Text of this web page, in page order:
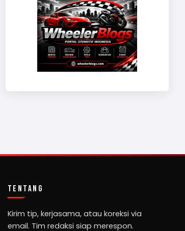
TENTANG
Kirim tip, kerjasama, atau koreksi via
email. Tim redaksi siap merespon.